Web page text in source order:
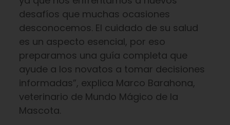
desafíos que muchas ocasiones
desconocemos. El cuidado de su salud
es un aspecto esencial, por eso
preparamos una guía completa que
ayude a los novatos a tomar decisiones
informadas”, explica Marco Barahona,
veterinario de Mundo Mágico de la
Mascota.